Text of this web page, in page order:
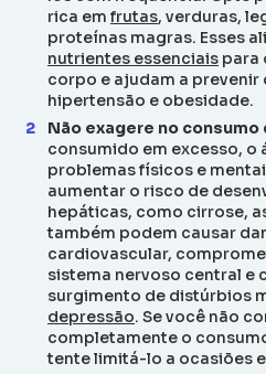
rica em frutas, verduras,
proteínas magras. Esses
nutrientes essenciais para
corpo e ajudam a
hipertensão e obesidade.
Não exagere no consumo
consumido em excesso, o
problemas físicos e
aumentar o risco de
hepáticas, como cirrose,
também podem causar
cardiovascular,
sistema nervoso central e
surgimento de distúrbios
depressão. Se você não
completamente o
tente limitá-lo a ocasiões